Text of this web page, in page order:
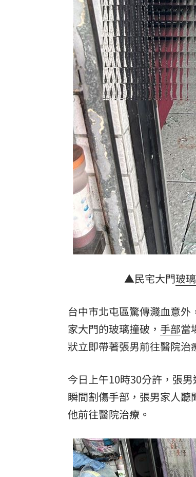
▲民宅大門玻璃
台中市北屯區驚傳濺血意
家大門的玻璃撞破， 手部當
狀立即帶著張男前往醫院治
今日上午10時30分許，張
瞬間割傷手部，張男家人
他前往醫院治療。